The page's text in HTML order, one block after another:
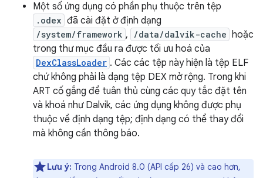
Một số ứng dụng có phần phụ thuộc trên tệp
.odex đã cài đặt ở định dạng
/system/framework , /data/dalvik-cache hoặc
trong thư mục đầu ra được tối ưu hoá của
DexClassLoader . Các các tệp này hiện là tệp ELF
chứ không phải là dạng tệp DEX mở rộng. Trong khi
ART cố gắng để tuân thủ cùng các quy tắc đặt tên
và khoá như Dalvik, các ứng dụng không được phụ
thuộc về định dạng tệp; định dạng có thể thay đổi
mà không cần thông báo.
Lưu ý: Trong Android 8.0 (API cấp 26) và cao hơn,